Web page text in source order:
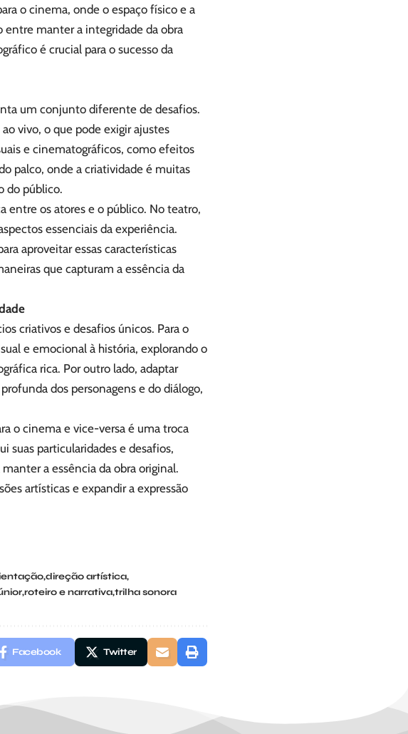
o cinema, onde o espaço físico e a
manter a integridade da obra
é crucial para o sucesso da
um conjunto diferente de desafios.
vivo, o que pode exigir ajustes
e cinematográficos, como efeitos
palco, onde a criatividade é muitas
do público.
entre os atores e o público. No teatro,
essenciais da experiência.
aproveitar essas características
que capturam a essência da
criativos e desafios únicos. Para o
e emocional à história, explorando o
rica. Por outro lado, adaptar
dos personagens e do diálogo,
o cinema e vice-versa é uma troca
suas particularidades e desafios,
a essência da obra original.
artísticas e expandir a expressão
direção artística
roteiro e narrativatrilha sonora
Facebook Twitter